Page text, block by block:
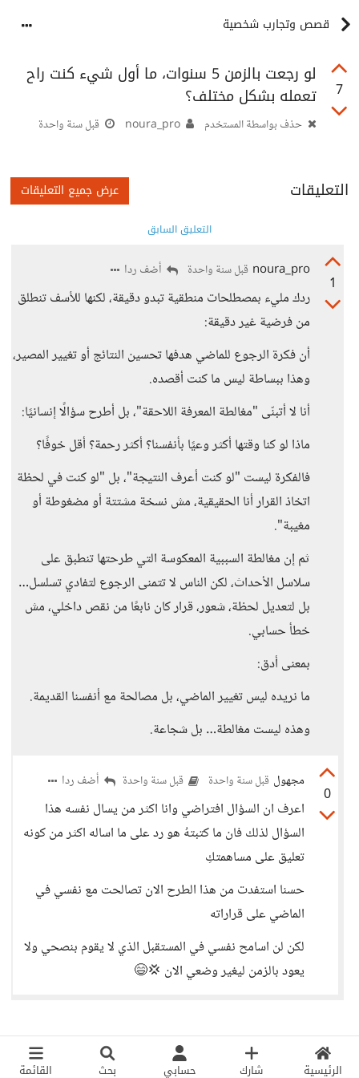
الرئيسية شارك حسابي بحث القائمة
قصص وتجارب شخصية
7
لو رجعت بالزمن 5 سنوات، ما أول شيء كنت راح
تعمله بشكل مختلف؟
حذف بواسطة المستخدم قبل سنة واحدة
التعليقات عرض جميع التعليقات
التعليق السابق
1
noura_pro قبل سنة واحدة أضف ردا
ردك مليء بمصطلحات منطقية تبدو دقيقة، لكنها للأسف تنطلق
من فرضية غير دقيقة:
أن فكرة الرجوع للماضي هدفها تحسين النتائج أو تغيير المصير،
وهذا ببساطة ليس ما كنت أقصده.
أنا لا أتبنّى "مغالطة المعرفة اللاحقة"، بل أطرح سؤالًا إنسانيًا:
ماذا لو كنا وقتها أكثر وعيًا بأنفسنا؟ أكثر رحمة؟ أقل خوفًا؟
فالفكرة ليست "لو كنت أعرف النتيجة"، بل "لو كنت في لحظة
اتخاذ القرار أنا الحقيقية، مش نسخة مشتتة أو مضغوطة أو
مغيبة".
ثم إن مغالطة السببية المعكوسة التي طرحتها تنطبق على
سلاسل الأحداث، لكن الناس لا تتمنى الرجوع لتفادي تسلسل…
بل لتعديل لحظة، شعور، قرار كان نابعًا من نقص داخلي، مش
خطأ حسابي.
بمعنى أدق:
ما نريده ليس تغيير الماضي، بل مصالحة مع أنفسنا القديمة.
وهذه ليست مغالطة… بل شجاعة.
0
مجهول قبل سنة واحدة قبل سنة واحدة أضف ردا
اعرف ان السؤال افتراضي وانا اكثر من يسال نفسه هذا
السؤال لذلك فان ما كتبتهُ هو رد على ما اساله اكثر من كونه
تعليق على مساهمتكِ
حسنا استفدت من هذا الطرح الان تصالحت مع نفسي في
الماضي على قراراته
لكن لن اسامح نفسي في المستقبل الذي لا يقوم بنصحي ولا
يعود بالزمن ليغير وضعي الان 💢😄